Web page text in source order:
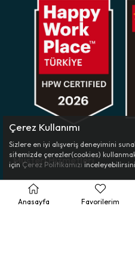
Müşteri Hizmetleri
Ürün Rehberi
Çerez Kullanımı
Sizlere en iyi alışveriş deneyimini
sitemizde çerezler(cookies)
için Çerez Politikamızı
Anasayfa Favorilerim